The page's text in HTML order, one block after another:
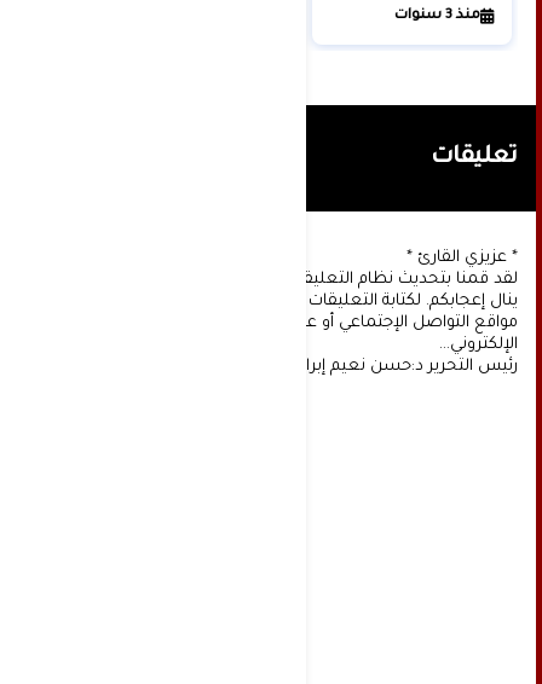
منذ 3 سنوات
تعليقات
* عزيزي القارئ *
لقد قمنا بتحديث نظام التعليقات على موقعنا، ونأمل أن
ينال إعجابكم. لكتابة التعليقات يجب أولا التسجيل عن طريق
مواقع التواصل الإجتماعي أو عن طريق خدمة البريد
الإلكتروني...
رئيس التحرير د:حسن نعيم إبراهيم.